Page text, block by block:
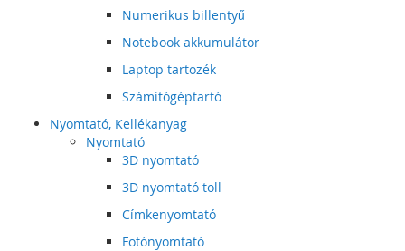
Numerikus billentyű
Notebook akkumulátor
Laptop tartozék
Számitógéptartó
Nyomtató, Kellékanyag
Nyomtató
3D nyomtató
3D nyomtató toll
Címkenyomtató
Fotónyomtató